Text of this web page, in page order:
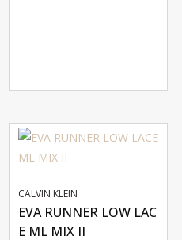
CALVIN KLEIN
EVA RUNNER LOW LAC
E ML MIX II